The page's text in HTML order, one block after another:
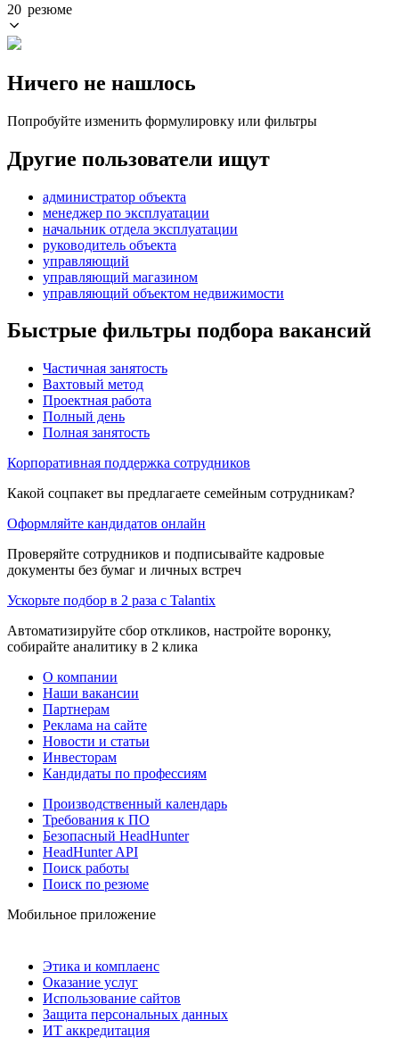
20 резюме
Ничего не нашлось
Попробуйте изменить формулировку или фильтры
Другие пользователи ищут
администратор объекта
менеджер по эксплуатации
начальник отдела эксплуатации
руководитель объекта
управляющий
управляющий магазином
управляющий объектом недвижимости
Быстрые фильтры подбора вакансий
Частичная занятость
Вахтовый метод
Проектная работа
Полный день
Полная занятость
Корпоративная поддержка сотрудников
Какой соцпакет вы предлагаете семейным сотрудникам?
Оформляйте кандидатов онлайн
Проверяйте сотрудников и подписывайте кадровые
документы без бумаг и личных встреч
Ускорьте подбор в 2 раза с Talantix
Автоматизируйте сбор откликов, настройте воронку,
собирайте аналитику в 2 клика
О компании
Наши вакансии
Партнерам
Реклама на сайте
Новости и статьи
Инвесторам
Кандидаты по профессиям
Производственный календарь
Требования к ПО
Безопасный HeadHunter
HeadHunter API
Поиск работы
Поиск по резюме
Мобильное приложение
Этика и комплаенс
Оказание услуг
Использование сайтов
Защита персональных данных
ИТ аккредитация